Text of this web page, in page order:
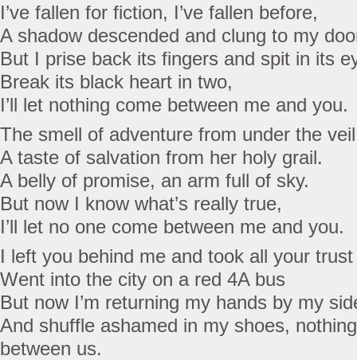
I’ve fallen for fiction, I’ve fallen before,
A shadow descended and clung to my
But I prise back its fingers and spit in its
Break its black heart in two,
I’ll let nothing come between me and you.
The smell of adventure from under the
A taste of salvation from her holy grail.
A belly of promise, an arm full of sky.
But now I know what’s really true,
I’ll let no one come between me and you.
I left you behind me and took all your trust
Went into the city on a red 4A bus
But now I’m returning my hands by my
And shuffle ashamed in my shoes,
between us.